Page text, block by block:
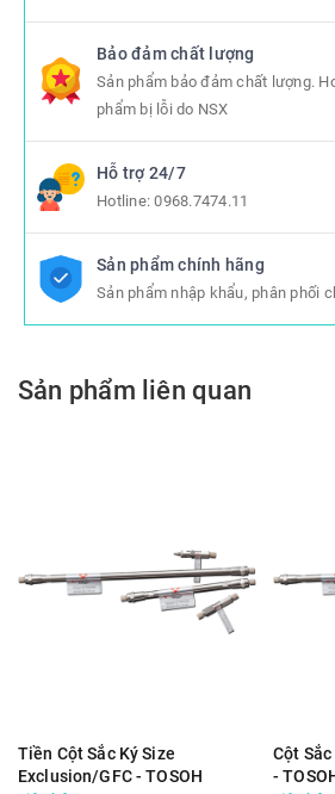
Bảo đảm chất lượng
Sản phẩm bảo đảm chất lượng.
phẩm bị lỗi do NSX
Hỗ trợ 24/7
Hotline:0968.7474.11
Sản phẩm chính hãng
Sản phẩm nhập khẩu, phân phối
Sản phẩm liên quan
Tiền Cột Sắc Ký Size
Exclusion/GFC - TOSOH
Cột
-